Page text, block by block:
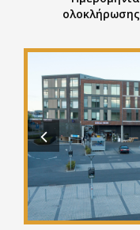
ολοκλήρωσης
Previous